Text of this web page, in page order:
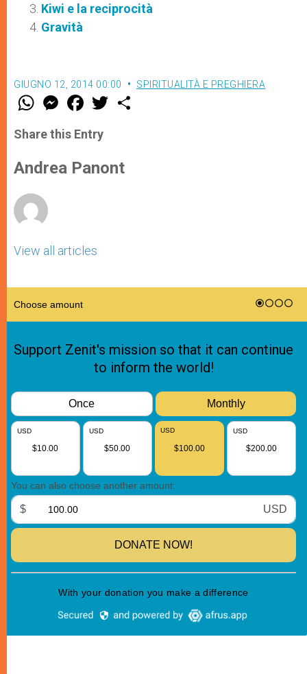
Kiwi e la reciprocità
Gravità
GIUGNO 12, 2014 00:00 SPIRITUALITÀ E PREGHIERA
W
t
s
p
p
M
e
s
e
g
e
F
a
e
b
o
k
w
r
Share this Entry
Andrea Panont
View all articles